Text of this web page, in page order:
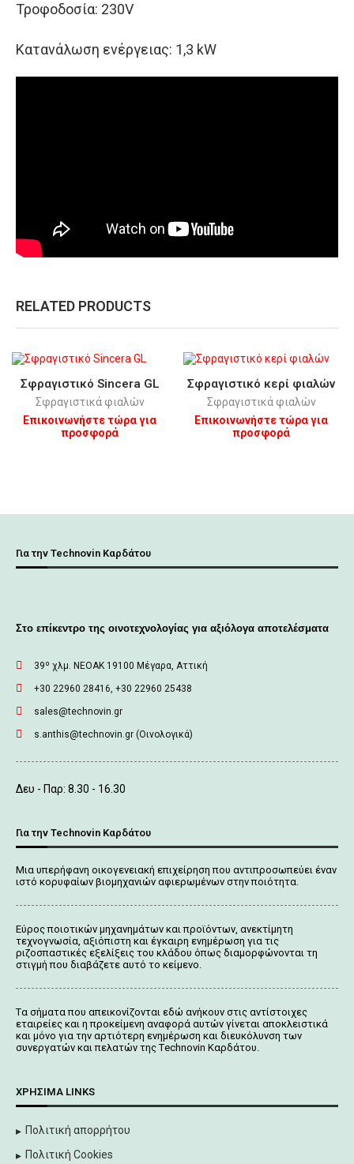
Τροφοδοσία: 230V
Κατανάλωση ενέργειας: 1,3 kW
RELATED PRODUCTS
Σφραγιστικό Sincera GL
Σφραγιστικά φιαλών
Επικοινωνήστε τώρα για
προσφορά
Σφραγιστικό κερί φιαλών
Σφραγιστικά φιαλών
Επικοινωνήστε τώρα για
προσφορά
Για την Technovin Καρδάτου
Στο επίκεντρο της οινοτεχνολογίας για αξιόλογα αποτελέσματα
39º χλμ. ΝΕΟΑΚ 19100 Mέγαρα, Αττική
+30 22960 28416, +30 22960 25438
sales@technovin.gr
s.anthis@technovin.gr (Οινολογικά)
Δευ - Παρ: 8.30 - 16.30
Για την Technovin Καρδάτου
Μια υπερήφανη οικογενειακή επιχείρηση που αντιπροσωπεύει έναν
ιστό κορυφαίων βιομηχανιών αφιερωμένων στην ποιότητα.
Εύρος ποιοτικών μηχανημάτων και προϊόντων, ανεκτίμητη
τεχνογνωσία, αξιόπιστη και έγκαιρη ενημέρωση για τις
ριζοσπαστικές εξελίξεις του κλάδου όπως διαμορφώνονται τη
στιγμή που διαβάζετε αυτό το κείμενο.
Tα σήματα που απεικονίζονται εδώ ανήκουν στις αντίστοιχες
εταιρείες και η προκείμενη αναφορά αυτών γίνεται αποκλειστικά
και μόνο για την αρτιότερη ενημέρωση και διευκόλυνση των
συνεργατών και πελατών της Τechnovin Kαρδάτου.
ΧΡΉΣΙΜΑ LINKS
Πολιτική απορρήτου
Πολιτική Cookies